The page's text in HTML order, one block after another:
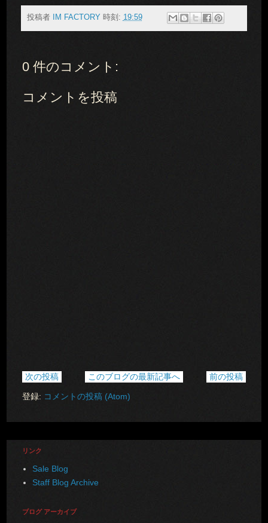
投稿者 IM FACTORY 時刻: 19:59
0 件のコメント:
コメントを投稿
次の投稿 前の投稿
このブログの最新記事へ
登録: コメントの投稿 (Atom)
リンク
Sale Blog
Staff Blog Archive
ブログ アーカイブ